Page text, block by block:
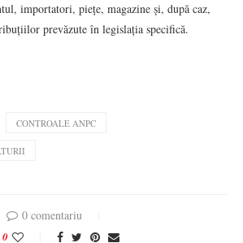
importatori, piețe, magazine și, după caz,
prevăzute în legislația specifică.
CONTROALE ANPC
0 comentariu
0